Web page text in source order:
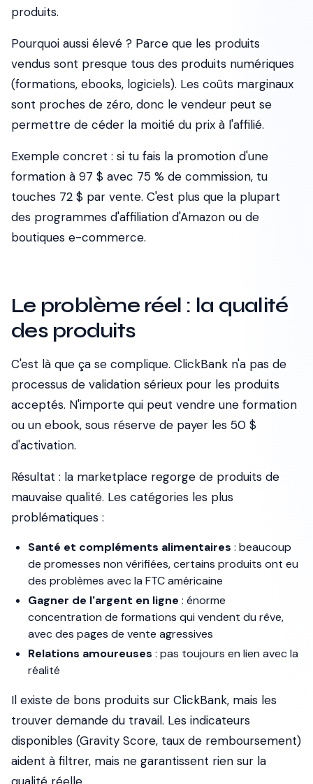
produits.
Pourquoi aussi élevé ? Parce que les produits
vendus sont presque tous des produits numériques
(formations, ebooks, logiciels). Les coûts marginaux
sont proches de zéro, donc le vendeur peut se
permettre de céder la moitié du prix à l'affilié.
Exemple concret : si tu fais la promotion d'une
formation à 97 $ avec 75 % de commission, tu
touches 72 $ par vente. C'est plus que la plupart
des programmes d'affiliation d'Amazon ou de
boutiques e-commerce.
Le problème réel : la qualité
des produits
C'est là que ça se complique. ClickBank n'a pas de
processus de validation sérieux pour les produits
acceptés. N'importe qui peut vendre une formation
ou un ebook, sous réserve de payer les 50 $
d'activation.
Résultat : la marketplace regorge de produits de
mauvaise qualité. Les catégories les plus
problématiques :
Santé et compléments alimentaires : beaucoup
de promesses non vérifiées, certains produits ont eu
des problèmes avec la FTC américaine
Gagner de l'argent en ligne : énorme
concentration de formations qui vendent du rêve,
avec des pages de vente agressives
Relations amoureuses : pas toujours en lien avec la
réalité
Il existe de bons produits sur ClickBank, mais les
trouver demande du travail. Les indicateurs
disponibles (Gravity Score, taux de remboursement)
aident à filtrer, mais ne garantissent rien sur la